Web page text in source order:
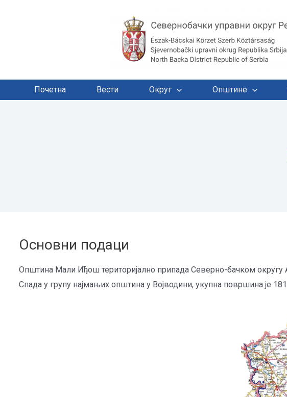
Почетна Вести Округ Општине
Основни подаци
Општина Мали Иђош територијално припада Северно-бачком округу
Спада у групу најмањих општина у Војводини, укупна површина је